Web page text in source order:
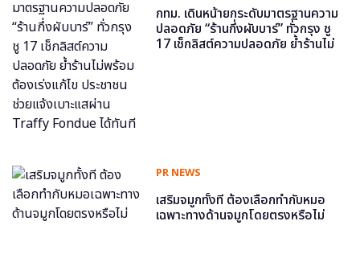
กทม. เดินหน้ายกระดับมาตรฐานความ
ปลอดภัย “ร้านกึ่งผับบาร์” ทั่วกรุง ชู
17 เช็กลิสต์ความปลอดภัย ย้ำร้านไม่
PR NEWS
เสริมจมูกทั้งที ต้องเลือกทำกับหมอ
เฉพาะทางด้านจมูกโดยตรงหรือไม่